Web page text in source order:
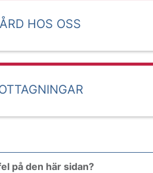
HOS OSS
på den här sidan?